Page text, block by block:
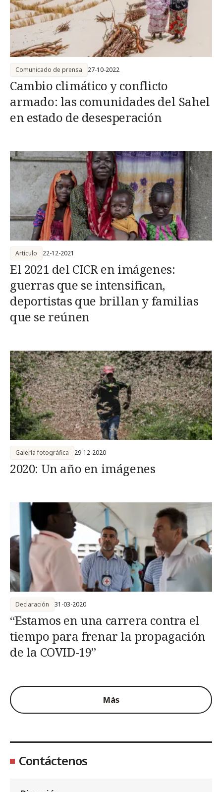
Cambio climático y conflicto
armado: las comunidades del Sahel
en estado de desesperación
Comunicado de prensa 27-10-2022
El 2021 del CICR en imágenes:
guerras que se intensifican,
deportistas que brillan y familias
que se reúnen
Artículo 22-12-2021
2020: Un año en imágenes
Galería fotográfica 29-12-2020
“Estamos en una carrera contra el
tiempo para frenar la propagación
de la COVID-19”
Declaración 31-03-2020
Más
Contáctenos